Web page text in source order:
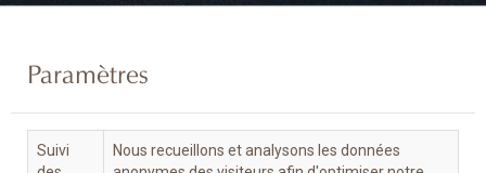
Paramètres
Suivi
Nous recueillons et analysons les données